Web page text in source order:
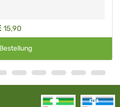
15,90